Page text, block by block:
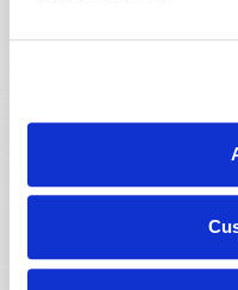
FORTIFIE-TOI ET